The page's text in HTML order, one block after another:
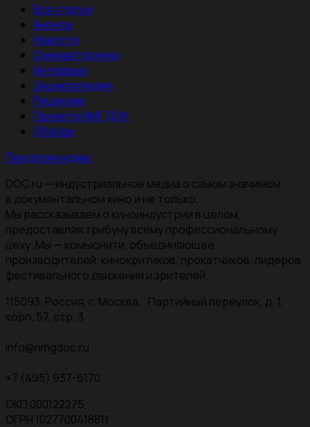
Все статьи
Анонсы
Новости
Снимается кино
Интервью
Энциклопедия
Рецензии
Проекты НМГ ДОК
Обзоры
Предложи идею
DOC.ru — индустриальное медиа о самом значимом
в документальном кино и не только.
Мы рассказываем о киноиндустрии в целом,
предоставляя трибуну всему профессиональному
цеху. Мы — комьюнити, объединяющее
производителей, кинокритиков, прокатчиков, лидеров
фестивального движения и зрителей.
115093, Россия, г. Москва, Партийный переулок, д. 1,
корп. 57, стр. 3
info@nmgdoc.ru
+7 (495) 937-6170
ОКП 000122275
ОГРН 1027700418811